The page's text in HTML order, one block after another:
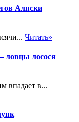
Аляски
Читать»
ловцы лосося
впадает в...